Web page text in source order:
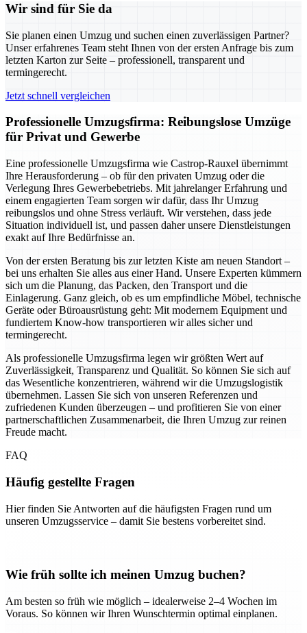
Wir sind für Sie da
Sie planen einen Umzug und suchen einen zuverlässigen Partner?
Unser erfahrenes Team steht Ihnen von der ersten Anfrage bis zum
letzten Karton zur Seite – professionell, transparent und
termingerecht.
Jetzt schnell vergleichen
Professionelle Umzugsfirma: Reibungslose Umzüge
für Privat und Gewerbe
Eine professionelle Umzugsfirma wie Castrop-Rauxel übernimmt
Ihre Herausforderung – ob für den privaten Umzug oder die
Verlegung Ihres Gewerbebetriebs. Mit jahrelanger Erfahrung und
einem engagierten Team sorgen wir dafür, dass Ihr Umzug
reibungslos und ohne Stress verläuft. Wir verstehen, dass jede
Situation individuell ist, und passen daher unsere Dienstleistungen
exakt auf Ihre Bedürfnisse an.
Von der ersten Beratung bis zur letzten Kiste am neuen Standort –
bei uns erhalten Sie alles aus einer Hand. Unsere Experten kümmern
sich um die Planung, das Packen, den Transport und die
Einlagerung. Ganz gleich, ob es um empfindliche Möbel, technische
Geräte oder Büroausrüstung geht: Mit modernem Equipment und
fundiertem Know-how transportieren wir alles sicher und
termingerecht.
Als professionelle Umzugsfirma legen wir größten Wert auf
Zuverlässigkeit, Transparenz und Qualität. So können Sie sich auf
das Wesentliche konzentrieren, während wir die Umzugslogistik
übernehmen. Lassen Sie sich von unseren Referenzen und
zufriedenen Kunden überzeugen – und profitieren Sie von einer
partnerschaftlichen Zusammenarbeit, die Ihren Umzug zur reinen
Freude macht.
FAQ
Häufig gestellte Fragen
Hier finden Sie Antworten auf die häufigsten Fragen rund um
unseren Umzugsservice – damit Sie bestens vorbereitet sind.
Wie früh sollte ich meinen Umzug buchen?
Am besten so früh wie möglich – idealerweise 2–4 Wochen im
Voraus. So können wir Ihren Wunschtermin optimal einplanen.